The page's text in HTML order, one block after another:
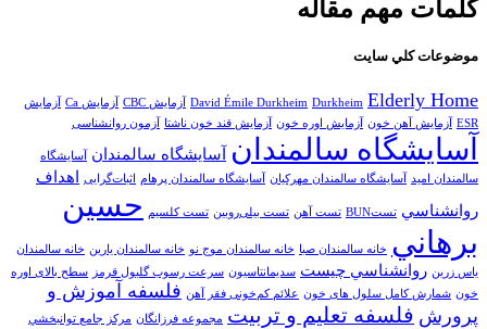
كلمات مهم مقاله
موضوعات كلي سايت
David Émile Durkheim Durkheim Elderly Home آزمايش CBC آزمایش Ca
آزمایش
ESR
آزمایش آهن خون آزمایش اوره خون آزمایش قند خون ناشتا آزمون روانشناسی
آسايشگاه سالمندان آسایشگاه سالمندان
آسایشگاه
سالمندان امید
آسایشگاه سالمندان مهرکیان آسایشگاه سالمندان پرهام اثبات‌گرایی
اهداف
روانشناسي تستBUN تست آهن تست بیلی‌روبین تست کلسیم
حسين
برهاني خانه سالمندان صبا خانه سالمندان موج نو خانه سالمندان یارین خانه سالمندان
یاس زرین روانشناسي چيست سدیمانتاسیون سرعت رسوب گلبول قرمز
سطح بالای اوره
خون شمارش کامل سلول های خون علائم کم‌خونی فقر آهن فلسفه آموزش و
پرورش فلسفه تعليم و تربيت مجموعه فرزانگان مركز جامع توانبخشي